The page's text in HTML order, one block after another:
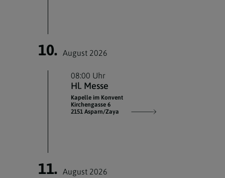
10. August 2026
08:00 Uhr
Hl. Messe
Kapelle im Konvent
Kirchengasse 6
2151 Asparn/Zaya
11. August 2026